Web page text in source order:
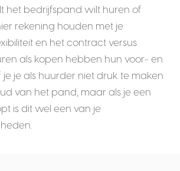
het bedrijfspand wilt huren of
rekening houden met je
en het contract versus
als kopen hebben hun voor- en
je je als huurder niet druk te maken
van het pand, maar als je een
is dit wel een van je